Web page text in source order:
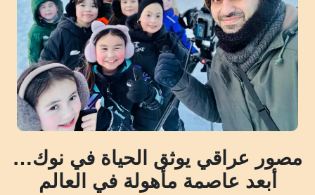
مصور عراقي يوثق الحياة في نوك…
أبعد عاصمة مأهولة في العالم